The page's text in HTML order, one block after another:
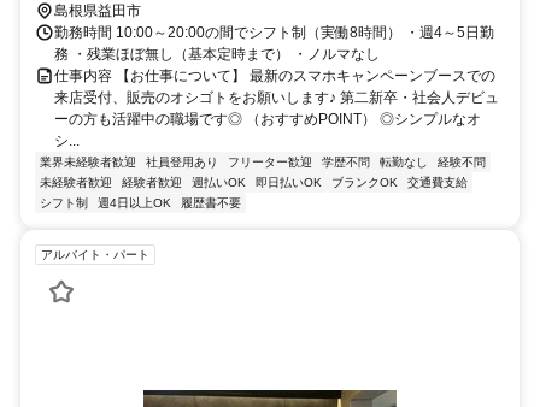
島根県益田市
勤務時間 10:00～20:00の間でシフト制（実働8時間） ・週4～5日勤
務 ・残業ほぼ無し（基本定時まで） ・ノルマなし
仕事内容 【お仕事について】 最新のスマホキャンペーンブースでの
来店受付、販売のオシゴトをお願いします♪ 第二新卒・社会人デビュ
ーの方も活躍中の職場です◎ （おすすめPOINT） ◎シンプルなオ
シ...
業界未経験者歓迎 社員登用あり フリーター歓迎 学歴不問 転勤なし
経験不問
未経験者歓迎
経験者歓迎 週払いOK 即日払いOK ブランクOK
交通費支給
シフト制
週4日以上OK 履歴書不要
アルバイト・パート